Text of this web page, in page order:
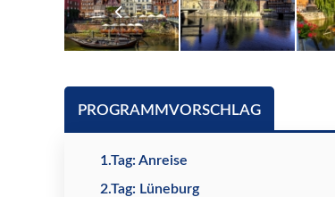
PROGRAMMVORSCHLAG
1.Tag: Anreise
2.Tag: Lüneburg